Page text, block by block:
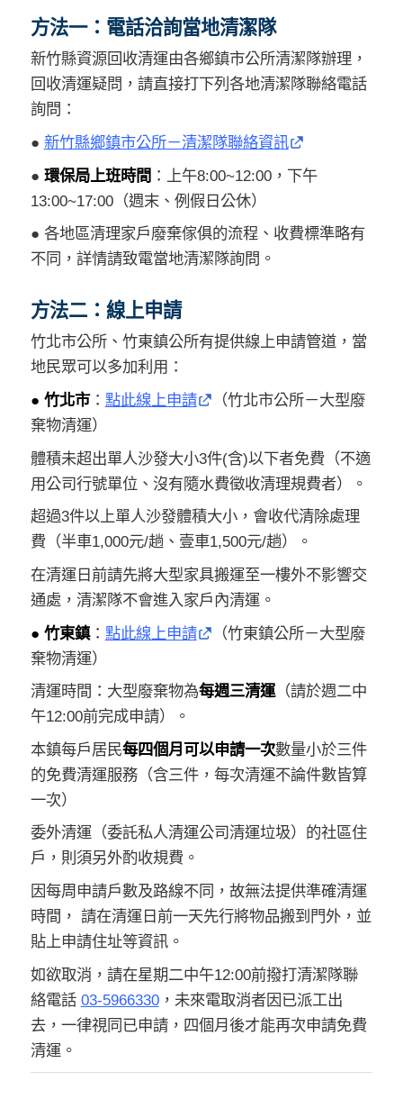
方法一：電話洽詢當地清潔隊
新竹縣資源回收清運由各鄉鎮市公所清潔隊辦理，
回收清運疑問，請直接打下列各地清潔隊聯絡電話
詢問：
● 新竹縣鄉鎮市公所－清潔隊聯絡資訊
● 環保局上班時間 ：上午8:00~12:00，下午
13:00~17:00（週末、例假日公休）
● 各地區清理家戶廢棄傢俱的流程、收費標準略有
不同，詳情請致電當地清潔隊詢問。
方法二：線上申請
竹北市公所、竹東鎮公所有提供線上申請管道，當
地民眾可以多加利用：
● 竹北市： 點此線上申請
（竹北市公所－大型廢
棄物清運）
體積未超出單人沙發大小3件(含)以下者免費（不適
用公司行號單位、沒有隨水費徵收清理規費者）。
超過3件以上單人沙發體積大小，會收代清除處理
費（半車1,000元/趟、壹車1,500元/趟）。
在清運日前請先將大型家具搬運至一樓外不影響交
通處，清潔隊不會進入家戶內清運。
● 竹東鎮： 點此線上申請
（竹東鎮公所－大型廢
棄物清運）
清運時間：大型廢棄物為每週三清運（請於週二中
午12:00前完成申請）。
本鎮每戶居民每四個月可以申請一次數量小於三件
的免費清運服務（含三件，每次清運不論件數皆算
一次）
委外清運（委託私人清運公司清運垃圾）的社區住
戶，則須另外酌收規費。
因每周申請戶數及路線不同，故無法提供準確清運
時間， 請在清運日前一天先行將物品搬到門外，並
貼上申請住址等資訊。
如欲取消，請在星期二中午12:00前撥打清潔隊聯
絡電話 03-5966330，未來電取消者因已派工出
去，一律視同已申請，四個月後才能再次申請免費
清運。